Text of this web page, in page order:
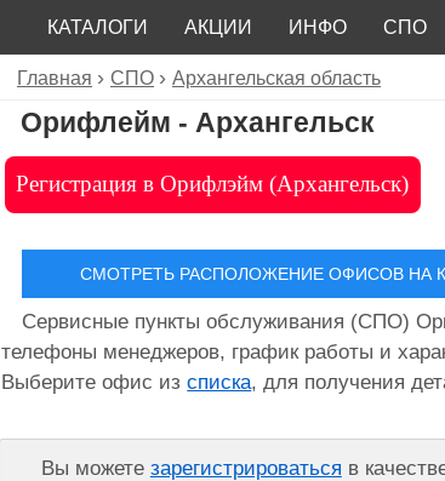
КАТАЛОГИ АКЦИИ ИНФО СПО
Главная СПО Архангельская область
Орифлейм - Архангельск
Регистрация в Орифлэйм (Архангельск)
СМОТРЕТЬ РАСПОЛОЖЕНИЕ ОФИСОВ НА
Сервисные пункты обслуживания (СПО)
телефоны менеджеров, график работы и
Выберите офис изсписка, для получения
Вы можете зарегистрироваться в